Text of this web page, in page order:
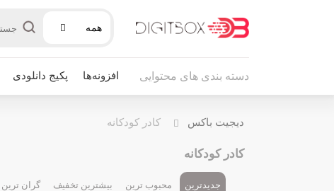
همه
دسته بندی های محتوایی افزونه‌ها پکیج دانلودی
دیجیت باکس کادر کودکانه
کادر کودکانه
جدیدترین محبوب ترین بیشترین تخفیف گران ترین